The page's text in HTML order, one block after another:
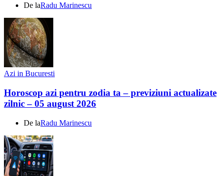
De laRadu Marinescu
Azi in Bucuresti
Horoscop azi pentru zodia ta – previziuni actualizate
zilnic – 05 august 2026
De laRadu Marinescu